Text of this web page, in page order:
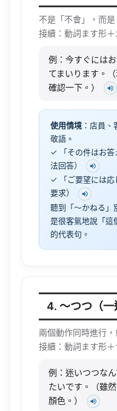
不是「不會」，而
接續：動詞ます形＋
例：今すぐには
てまいります。
確認一下。）
使用情境 ：店員
敬語。
✓ 「その件はお答
法回答）
✓ 「ご要望には応
要求）
聽到「〜かねる
是很客氣地說「這
的代表句。
4. 〜つつ（
兩個動作同時進行
接續：動詞ます形＋
例：迷いつつな
たいです。（雖
顏色。）